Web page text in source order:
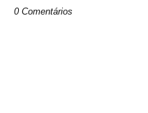
0 Comentários